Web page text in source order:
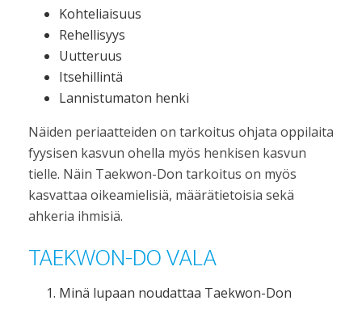
Kohteliaisuus
Rehellisyys
Uutteruus
Itsehillintä
Lannistumaton henki
Näiden periaatteiden on tarkoitus ohjata oppilaita
fyysisen kasvun ohella myös henkisen kasvun
tielle. Näin Taekwon-Don tarkoitus on myös
kasvattaa oikeamielisiä, määrätietoisia sekä
ahkeria ihmisiä.
TAEKWON-DO VALA
Minä lupaan noudattaa Taekwon-Don